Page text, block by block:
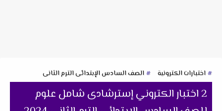
اختبارات الكترونية الصف السادس الإبتدائى الترم الثانى
2 اختبار الكتروني إسترشادى شامل علوم